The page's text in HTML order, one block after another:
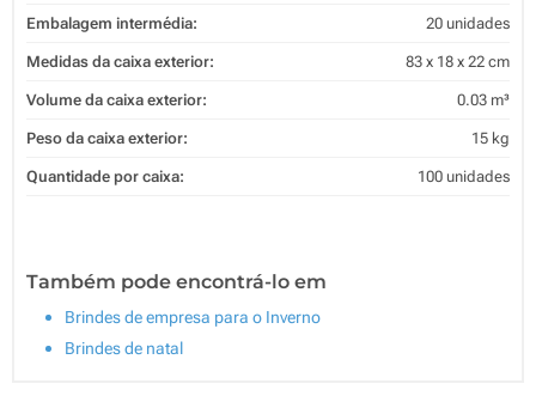
Embalagem intermédia: 20 unidades
Medidas da caixa exterior: 83 x 18 x 22 cm
Volume da caixa exterior: 0.03 m³
Peso da caixa exterior: 15 kg
Quantidade por caixa: 100 unidades
Também pode encontrá-lo em
Brindes de empresa para o Inverno
Brindes de natal